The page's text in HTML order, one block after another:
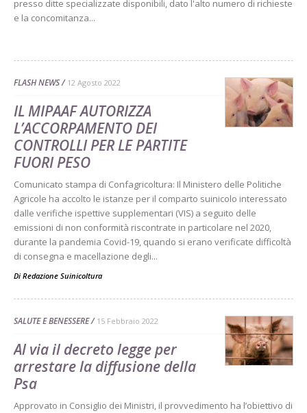
presso ditte specializzate disponibili, dato l'alto numero di richieste
e la concomitanza...
FLASH NEWS 12 Agosto 2022
IL MIPAAF AUTORIZZA
L’ACCORPAMENTO DEI
CONTROLLI PER LE PARTITE
FUORI PESO
Comunicato stampa di Confagricoltura: Il Ministero delle Politiche
Agricole ha accolto le istanze per il comparto suinicolo interessato
dalle verifiche ispettive supplementari (VIS) a seguito delle
emissioni di non conformità riscontrate in particolare nel 2020,
durante la pandemia Covid-19, quando si erano verificate difficoltà
di consegna e macellazione degli...
Di Redazione Suinicoltura
SALUTE E BENESSERE 15 Febbraio 2022
Al via il decreto legge per
arrestare la diffusione della
Psa
Approvato in Consiglio dei Ministri, il provvedimento ha l’obiettivo di